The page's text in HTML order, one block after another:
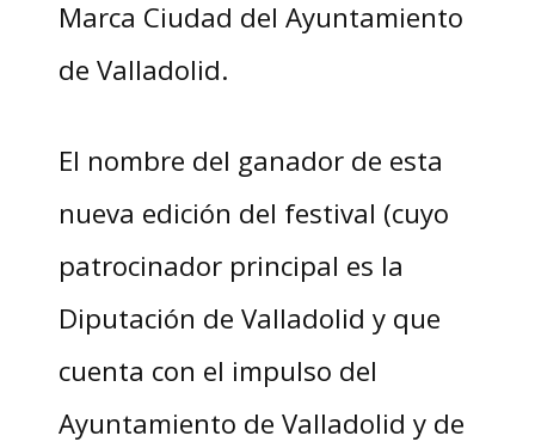
Marca Ciudad del Ayuntamiento
de Valladolid.
El nombre del ganador de esta
nueva edición del festival (cuyo
patrocinador principal es la
Diputación de Valladolid y que
cuenta con el impulso del
Ayuntamiento de Valladolid y de